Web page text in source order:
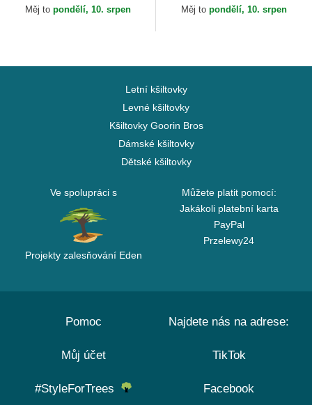
Měj to pondělí, 10. srpen
MLB New Era
Měj to pondělí, 10. srpen
Letní kšiltovky
Levné kšiltovky
Kšiltovky Goorin Bros
Dámské kšiltovky
Dětské kšiltovky
Ve spolupráci s
Projekty zalesňování Eden
Můžete platit pomocí:
Jakákoli platební karta
PayPal
Przelewy24
Pomoc
Můj účet
#StyleForTrees
Najdete nás na adrese:
TikTok
Facebook